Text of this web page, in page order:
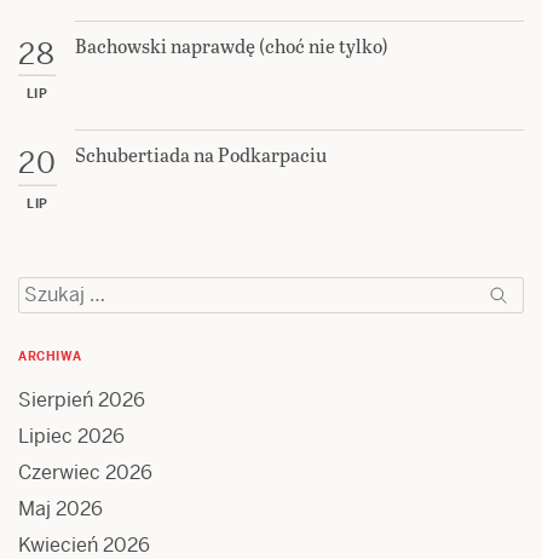
28
LIP
Bachowski naprawdę (choć nie tylko)
20
LIP
Schubertiada na Podkarpaciu
Szukaj:
ARCHIWA
Sierpień 2026
Lipiec 2026
Czerwiec 2026
Maj 2026
Kwiecień 2026